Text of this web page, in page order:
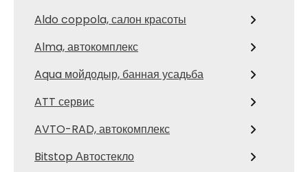
Aldo coppola, салон красоты
Alma, автокомплекс
Aqua мойдодыр, банная усадьба
ATT сервис
AVTO-RAD, автокомплекс
Bitstop Автостекло